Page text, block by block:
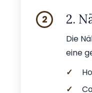
2 2.
Die
eine
✓
✓